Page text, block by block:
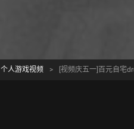
个人游戏视频 > [视频庆五一]百元自宅